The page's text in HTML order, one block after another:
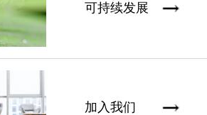
可持续发展
加入我们